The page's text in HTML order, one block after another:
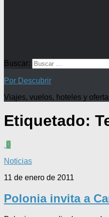
Buscar:
Por Descubrir
Viajes, vuelos, hoteles y
Etiquetado:
0
Noticias
11 de enero de 2011
Polonia invita a